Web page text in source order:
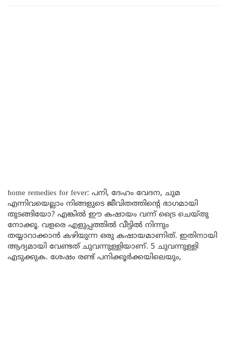
home remedies for fever: പനി, ദേഹം വേദന, ചുമ
എന്നിവയെല്ലാം നിങ്ങളുടെ ജീവിതത്തിന്റെ ഭാഗമായി
തുടങ്ങിയോ? എങ്കിൽ ഈ കഷായം വന്ന് ട്രൈ ചെയ്തു
നോക്കൂ. വളരെ എളുപ്പത്തിൽ വീട്ടിൽ നിന്നും
തയ്യാറാക്കാൻ കഴിയുന്ന ഒരു കഷായമാണിത്. ഇതിനായി
ആദ്യമായി വേണ്ടത് ചുവന്നുള്ളിയാണ്. 5 ചുവന്നുള്ളി
എടുക്കുക. ശേഷം രണ്ട് പനിക്കൂർക്കയിലെയും,